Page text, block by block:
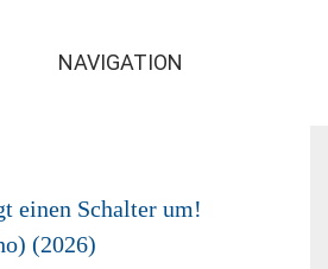
NAVIGATION
einen Schalter um!
(2026)